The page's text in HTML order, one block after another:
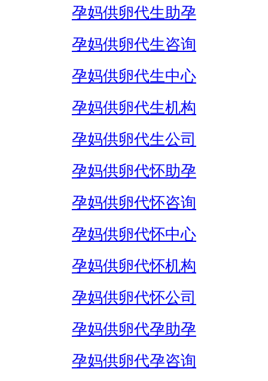
孕妈供卵代生助孕
孕妈供卵代生咨询
孕妈供卵代生中心
孕妈供卵代生机构
孕妈供卵代生公司
孕妈供卵代怀助孕
孕妈供卵代怀咨询
孕妈供卵代怀中心
孕妈供卵代怀机构
孕妈供卵代怀公司
孕妈供卵代孕助孕
孕妈供卵代孕咨询